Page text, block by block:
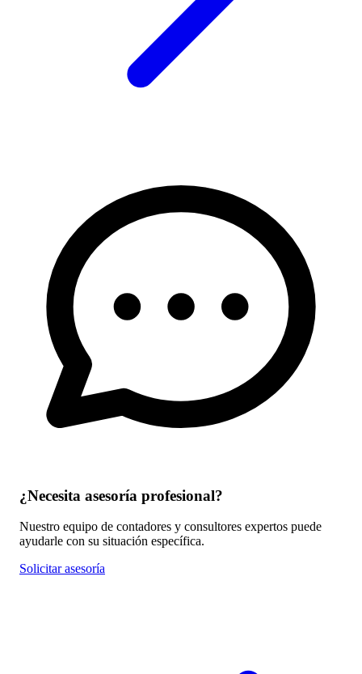
¿Necesita asesoría profesional?
Nuestro equipo de contadores y consultores expertos puede
ayudarle con su situación específica.
Solicitar asesoría